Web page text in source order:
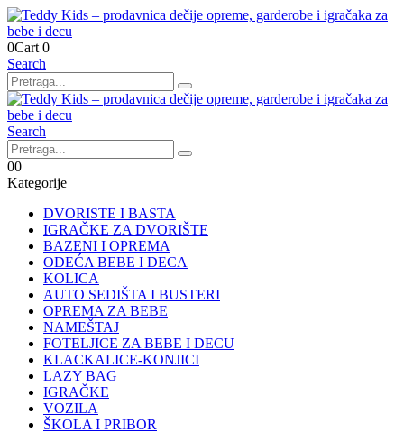
0Cart 0
Search
Search
00
Kategorije
DVORISTE I BASTA
IGRAČKE ZA DVORIŠTE
BAZENI I OPREMA
ODEĆA BEBE I DECA
KOLICA
AUTO SEDIŠTA I BUSTERI
OPREMA ZA BEBE
NAMEŠTAJ
FOTELJICE ZA BEBE I DECU
KLACKALICE-KONJICI
LAZY BAG
IGRAČKE
VOZILA
ŠKOLA I PRIBOR